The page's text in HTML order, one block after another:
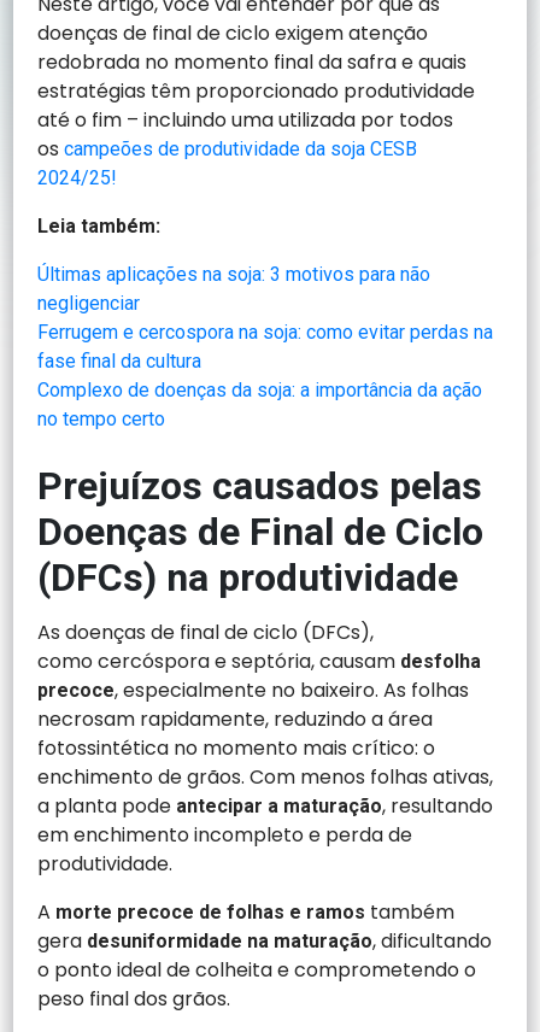
doenças de final de ciclo exigem atenção
redobrada no momento final da safra e quais
estratégias têm proporcionado produtividade
até o fim – incluindo uma utilizada por todos
oscampeões de produtividade da soja CESB
2024/25!
Leia também:
Últimas aplicações na soja: 3 motivos para não
negligenciar
Ferrugem e cercospora na soja: como evitar perdas na
fase final da cultura
Complexo de doenças da soja: a importância da ação
no tempo certo
Prejuízos causados pelas
Doenças de Final de Ciclo
(DFCs) na produtividade
As doenças de final de ciclo (DFCs),
como cercóspora e septória, causam desfolha
precoce, especialmente no baixeiro. As folhas
necrosam rapidamente, reduzindo a área
fotossintética no momento mais crítico: o
enchimento de grãos. Com menos folhas ativas,
a planta pode antecipar a maturação, resultando
em enchimento incompleto e perda de
produtividade.
A morte precoce de folhas e ramos também
gera desuniformidade na maturação, dificultando
o ponto ideal de colheita e comprometendo o
peso final dos grãos.